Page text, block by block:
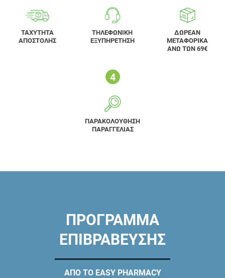
ΤΑΧΥΤΗΤΑ
ΑΠΟΣΤΟΛΗΣ
ΤΗΛΕΦΩΝΙΚΗ
ΕΞΥΠΗΡΕΤΗΣΗ
ΔΩΡΕΑΝ
ΜΕΤΑΦΟΡΙΚΑ
ΑΝΩ ΤΩΝ 69€
ΠΑΡΑΚΟΛΟΥΘΗΣΗ
ΠΑΡΑΓΓΕΛΙΑΣ
ΠΡΟΓΡΑΜΜΑ
ΕΠΙΒΡΑΒΕΥΣΗΣ
ΑΠΟ ΤΟ EASY PHARMACY